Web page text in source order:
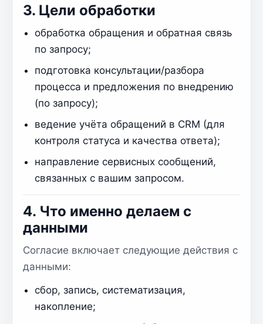
3. Цели обработки
обработка обращения и обратная связь
по запросу;
подготовка консультации/разбора
процесса и предложения по внедрению
(по запросу);
ведение учёта обращений в CRM (для
контроля статуса и качества ответа);
направление сервисных сообщений,
связанных с вашим запросом.
4. Что именно делаем с
данными
Согласие включает следующие действия с
данными:
сбор, запись, систематизация,
накопление;